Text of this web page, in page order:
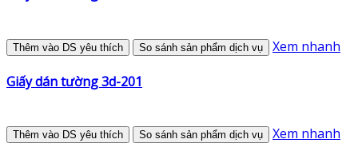
Thêm vào DS yêu thích So sánh sản phẩm dịch vụ Xem nhanh
Giấy dán tường 3d-201
Thêm vào DS yêu thích So sánh sản phẩm dịch vụ Xem nhanh